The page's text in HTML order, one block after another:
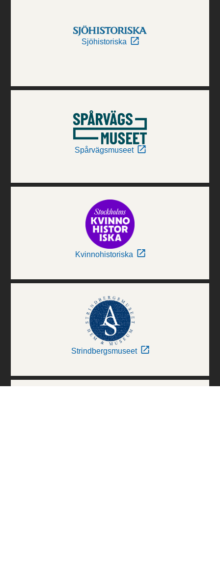
Sjöhistoriska
Spårvägsmuseet
Kvinnohistoriska
Strindbergsmuseet